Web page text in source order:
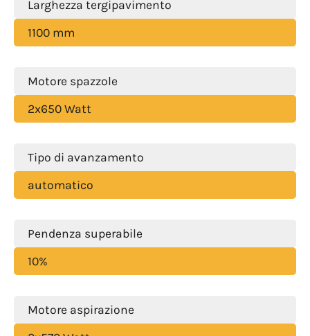
Larghezza tergipavimento
1100 mm
Motore spazzole
2x650 Watt
Tipo di avanzamento
automatico
Pendenza superabile
10%
Motore aspirazione